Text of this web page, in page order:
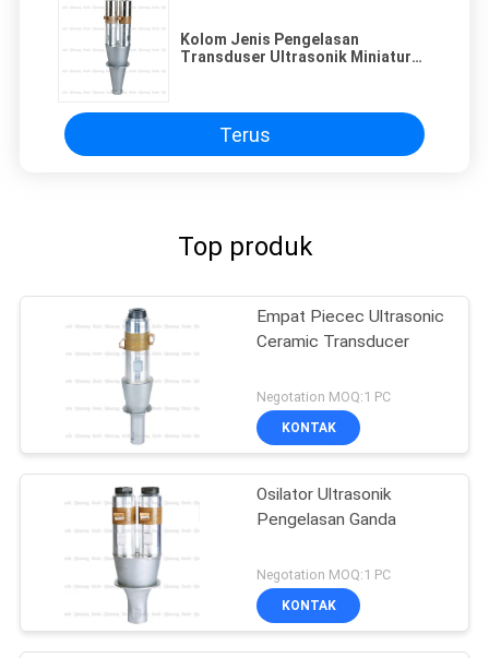
Kolom Jenis Pengelasan
Transduser Ultrasonik Miniatur
Terus
Top produk
Empat Piecec Ultrasonic
Ceramic Transducer
Negotation MOQ:1 PC
KONTAK
Osilator Ultrasonik
Pengelasan Ganda
Negotation MOQ:1 PC
KONTAK